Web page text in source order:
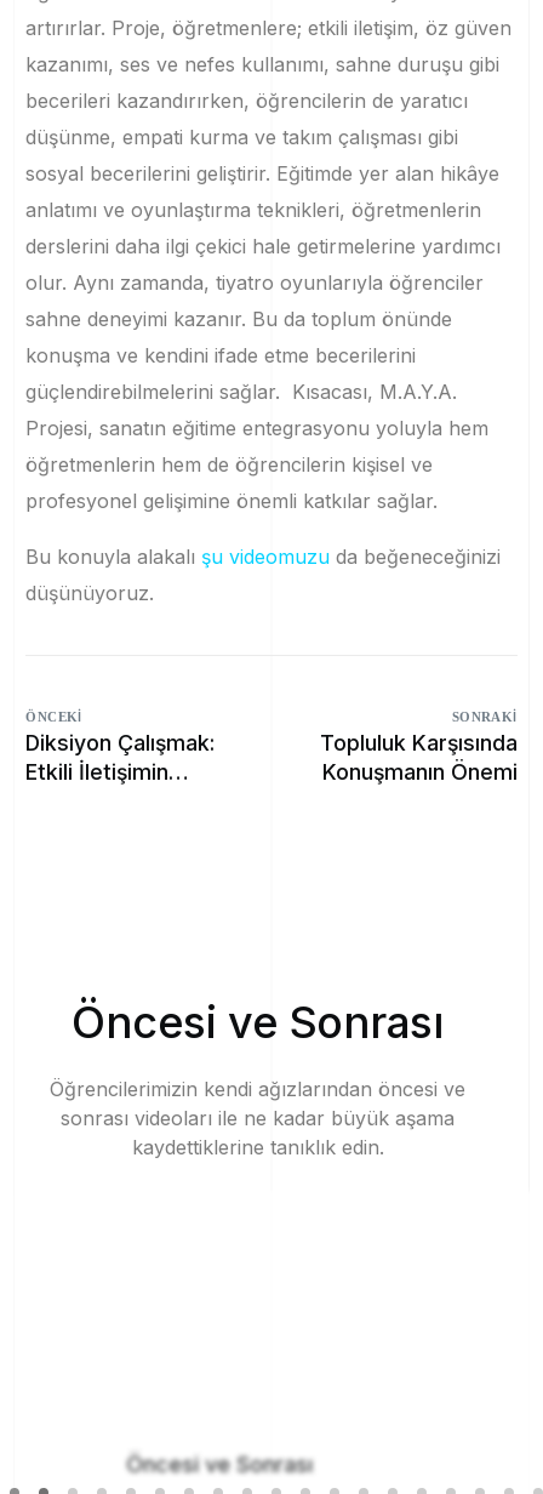
artırırlar. Proje, öğretmenlere; etkili iletişim, öz güven
kazanımı, ses ve nefes kullanımı, sahne duruşu gibi
becerileri kazandırırken, öğrencilerin de yaratıcı
düşünme, empati kurma ve takım çalışması gibi
sosyal becerilerini geliştirir. Eğitimde yer alan hikâye
anlatımı ve oyunlaştırma teknikleri, öğretmenlerin
derslerini daha ilgi çekici hale getirmelerine yardımcı
olur. Aynı zamanda, tiyatro oyunlarıyla öğrenciler
sahne deneyimi kazanır. Bu da toplum önünde
konuşma ve kendini ifade etme becerilerini
güçlendirebilmelerini sağlar. Kısacası, M.A.Y.A.
Projesi, sanatın eğitime entegrasyonu yoluyla hem
öğretmenlerin hem de öğrencilerin kişisel ve
profesyonel gelişimine önemli katkılar sağlar.
Bu konuyla alakalı şu videomuzu da beğeneceğinizi
düşünüyoruz.
ÖNCEKI
Diksiyon Çalışmak:
Etkili İletişimin
SONRAKI
Topluluk Karşısında
Konuşmanın Önemi
Öncesi ve Sonrası
Öğrencilerimizin kendi ağızlarından öncesi ve
sonrası videoları ile ne kadar büyük aşama
kaydettiklerine tanıklık edin.
Öncesi ve Sonrası